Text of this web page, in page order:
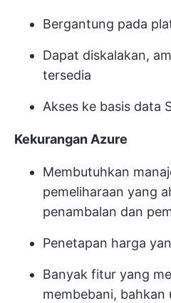
Bergantung pada
Dapat diskalakan,
tersedia
Akses ke basis data
Kekurangan Azure
Membutuhkan
pemeliharaan yang
penambalan dan
Penetapan harga
Banyak fitur yang
membebani,